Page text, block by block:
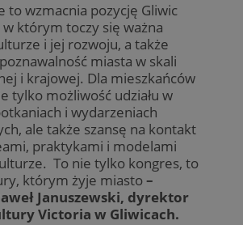
to wzmacnia pozycję Gliwic
którym toczy się ważna
i jej rozwoju, a także
miasta w skali
i krajowej. Dla mieszkańców
tylko możliwość udziału w
i wydarzeniach
ale także szansę na kontakt
praktykami i modelami
To nie tylko kongres, to
którym żyje miasto–
Januszewski, dyrektor
Victoria w Gliwicach.